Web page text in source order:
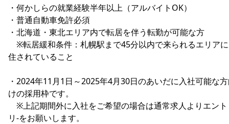
・何かしらの就業経験半年以上（アルバイトOK）
・普通自動車免許必須
・北海道・東北エリア内で転居を伴う転勤が可能な方
※転居緩和条件：札幌駅まで45分以内で来られるエリア
住されていること
・2024年11月1日～2025年4月30日のあいだに入社可能な
けの採用枠です。
※上記期間外に入社をご希望の場合は通常求人よりエント
リ‐をお願いします。